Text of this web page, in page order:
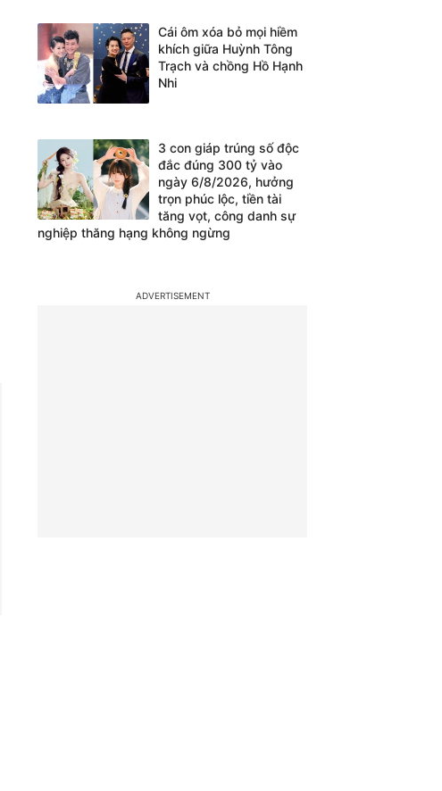
Cái ôm xóa bỏ mọi hiềm
khích giữa Huỳnh Tông
Trạch và chồng Hồ Hạnh
Nhi
3 con giáp trúng số độc
đắc đúng 300 tỷ vào
ngày 6/8/2026, hưởng
trọn phúc lộc, tiền tài
tăng vọt, công danh sự
nghiệp thăng hạng không ngừng